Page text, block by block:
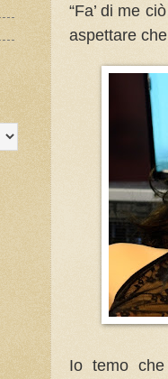
“Fa’ di me
aspettare
Io temo